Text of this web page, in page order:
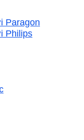
Paragon
Philips